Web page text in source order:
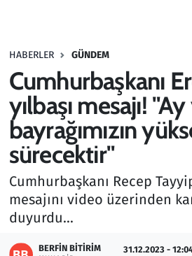
HABERLER GÜNDEM
Cumhurbaşkanı
yılbaşı mesajı! "Ay
bayrağımızın
sürecektir"
Cumhurbaşkanı Recep
mesajını video üzerinden
duyurdu...
BERFIN BITIRIM 31.12.2023 -
Haber
Kurumsal Haberler
Lezzet Durağı
Memur ve Kamu